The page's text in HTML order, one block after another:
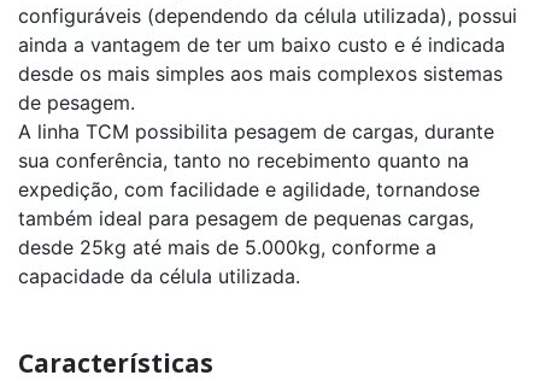
configuráveis (dependendo da célula utilizada), possui
ainda a vantagem de ter um baixo custo e é indicada
desde os mais simples aos mais complexos sistemas
de pesagem.
A linha TCM possibilita pesagem de cargas, durante
sua conferência, tanto no recebimento quanto na
expedição, com facilidade e agilidade, tornandose
também ideal para pesagem de pequenas cargas,
desde 25kg até mais de 5.000kg, conforme a
capacidade da célula utilizada.
Características